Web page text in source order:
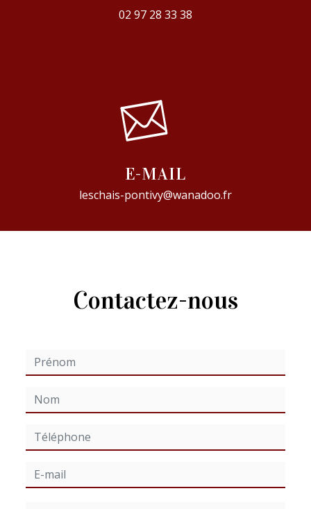
02 97 28 33 38
E-MAIL
leschais-pontivy@wanadoo.fr
Contactez-nous